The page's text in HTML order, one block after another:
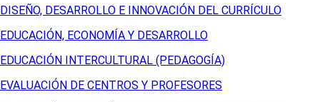
DISEÑO, DESARROLLO E INNOVACIÓN DEL CURRÍCULO
EDUCACIÓN, ECONOMÍA Y DESARROLLO
EDUCACIÓN INTERCULTURAL (PEDAGOGÍA)
EVALUACIÓN DE CENTROS Y PROFESORES